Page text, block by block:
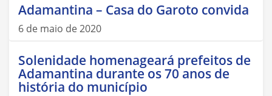
Adamantina – Casa do Garoto convida
6 de maio de 2020
Solenidade homenageará prefeitos de
Adamantina durante os 70 anos de
história do município